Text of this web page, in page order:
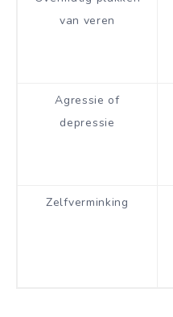
van veren
Agressie of
depressie
Zelfverminking